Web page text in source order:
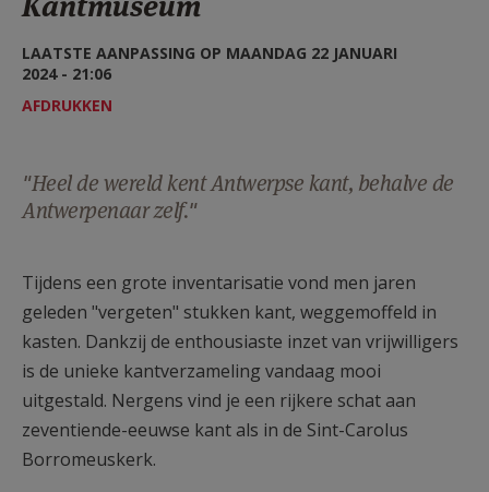
AANMELDEN OF REGISTREREN
LAATSTE AANPASSING OP MAANDAG 22 JANUARI
2024 - 21:06
AFDRUKKEN
"Heel de wereld kent Antwerpse kant, behalve de
Antwerpenaar zelf."
Tijdens een grote inventarisatie vond men jaren
geleden "vergeten" stukken kant, weggemoffeld in
kasten. Dankzij de enthousiaste inzet van vrijwilligers
is de unieke kantverzameling vandaag mooi
uitgestald. Nergens vind je een rijkere schat aan
zeventiende-eeuwse kant als in de Sint-Carolus
Borromeuskerk.